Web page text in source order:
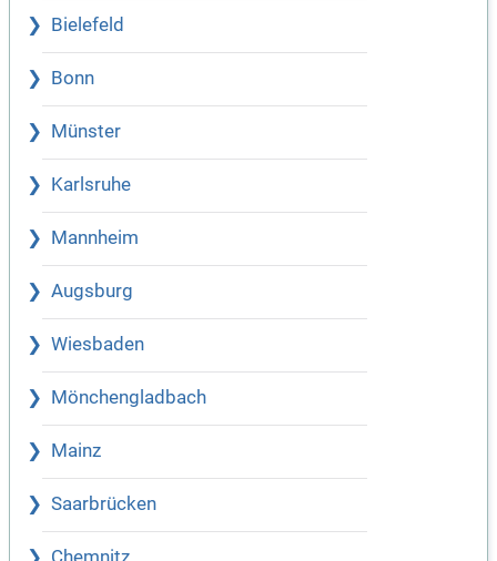
Bielefeld
Bonn
Münster
Karlsruhe
Mannheim
Augsburg
Wiesbaden
Mönchengladbach
Mainz
Saarbrücken